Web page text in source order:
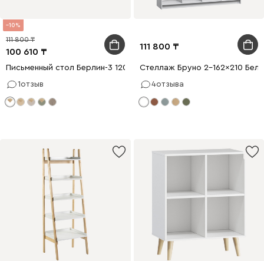
10
100 610
111 800
Письменный стол Берлин-3 120x56 Белый/Натуральный
1отзыв
111 800
Стеллаж Бруно 2-162x210
4отзыва